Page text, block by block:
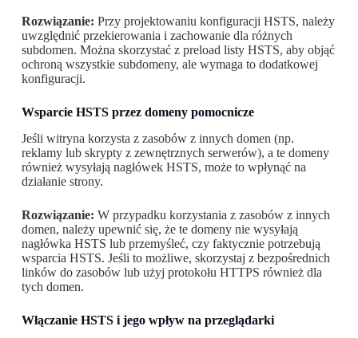
Rozwiązanie: Przy projektowaniu konfiguracji HSTS, należy
uwzględnić przekierowania i zachowanie dla różnych
subdomen. Można skorzystać z preload listy HSTS, aby objąć
ochroną wszystkie subdomeny, ale wymaga to dodatkowej
konfiguracji.
Wsparcie HSTS przez domeny pomocnicze
Jeśli witryna korzysta z zasobów z innych domen (np.
reklamy lub skrypty z zewnętrznych serwerów), a te domeny
również wysyłają nagłówek HSTS, może to wpłynąć na
działanie strony.
Rozwiązanie: W przypadku korzystania z zasobów z innych
domen, należy upewnić się, że te domeny nie wysyłają
nagłówka HSTS lub przemyśleć, czy faktycznie potrzebują
wsparcia HSTS. Jeśli to możliwe, skorzystaj z bezpośrednich
linków do zasobów lub użyj protokołu HTTPS również dla
tych domen.
Włączanie HSTS i jego wpływ na przeglądarki